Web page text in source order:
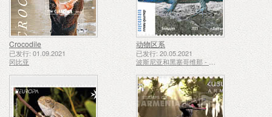
Crocodile
已发行: 01.09.2021
冈比亚
动物区系
已发行: 20.05.2021